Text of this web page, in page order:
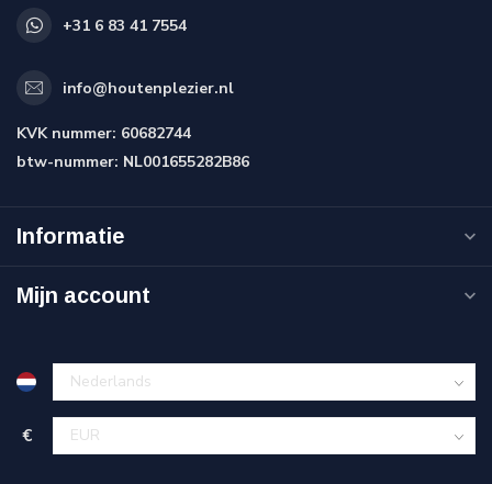
+31 6 83 41 7554
info@houtenplezier.nl
KVK nummer: 60682744
btw-nummer: NL001655282B86
Informatie
Mijn account
€